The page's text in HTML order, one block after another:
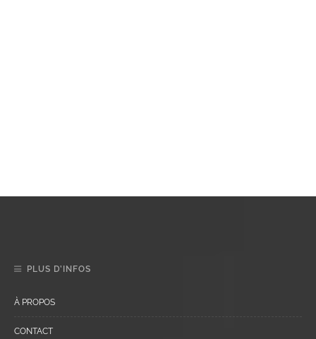
PLUS D’INFOS
À PROPOS
CONTACT